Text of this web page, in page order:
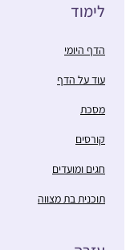
לימוד
הדף היומי
עוד על הדף
מסכת
קורסים
חגים ומועדים
תוכנית בת מצווה